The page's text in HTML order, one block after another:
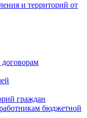
и территорий от
граждан
бюджетной